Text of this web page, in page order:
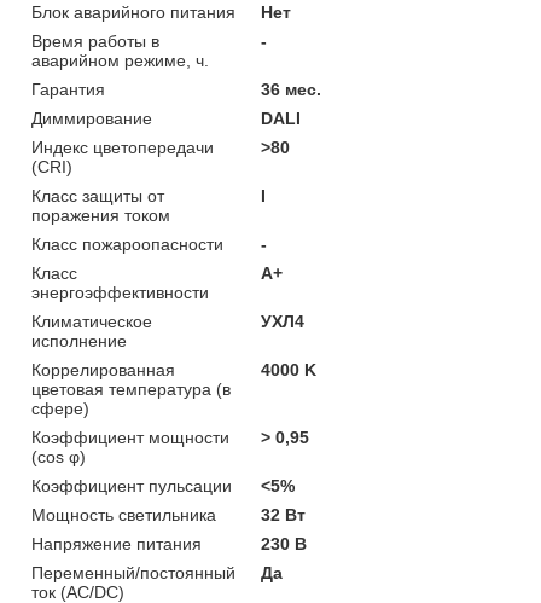
Блок аварийного питания
Нет
Время работы в
аварийном режиме, ч.
-
Гарантия
36 мес.
Диммирование
DALI
Индекс цветопередачи
(CRI)
>80
Класс защиты от
поражения током
I
Класс пожароопасности
-
Класс
энергоэффективности
A+
Климатическое
исполнение
УХЛ4
Коррелированная
цветовая температура (в
сфере)
4000 K
Коэффициент мощности
(cos φ)
> 0,95
Коэффициент пульсации
<5%
Мощность светильника
32 Вт
Напряжение питания
230 В
Переменный/постоянный
ток (AC/DC)
Да